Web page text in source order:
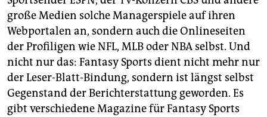
große Medien solche Managerspiele auf ihren
Webportalen an, sondern auch die Onlineseiten
der Profiligen wie NFL, MLB oder NBA selbst. Und
nicht nur das: Fantasy Sports dient nicht mehr nur
der Leser-Blatt-Bindung, sondern ist längst selbst
Gegenstand der Berichterstattung geworden. Es
gibt verschiedene Magazine für Fantasy Sports